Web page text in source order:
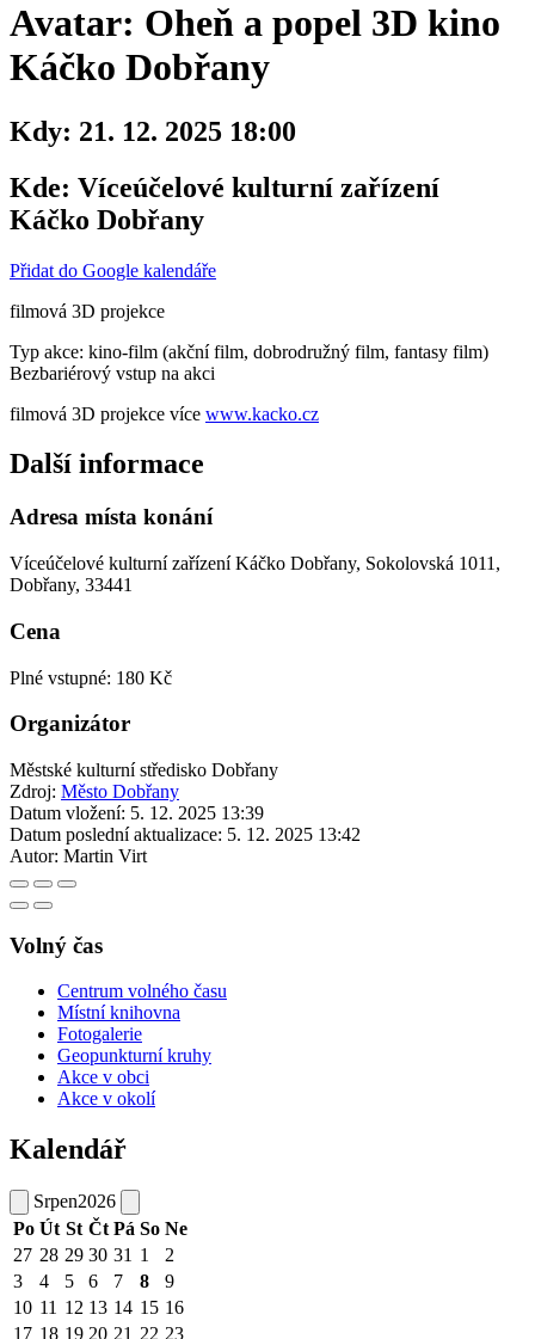
Avatar: Oheň a popel 3D kino
Káčko Dobřany
Kdy: 21. 12. 2025 18:00
Kde: Víceúčelové kulturní zařízení
Káčko Dobřany
Přidat do Google kalendáře
filmová 3D projekce
Typ akce: kino-film (akční film, dobrodružný film, fantasy film)
Bezbariérový vstup na akci
filmová 3D projekce více www.kacko.cz
Další informace
Adresa místa konání
Víceúčelové kulturní zařízení Káčko Dobřany, Sokolovská 1011,
Dobřany, 33441
Cena
Plné vstupné: 180 Kč
Organizátor
Městské kulturní středisko Dobřany
Zdroj: Město Dobřany
Datum vložení: 5. 12. 2025 13:39
Datum poslední aktualizace: 5. 12. 2025 13:42
Autor: Martin Virt
Volný čas
Centrum volného času
Místní knihovna
Fotogalerie
Geopunkturní kruhy
Akce v obci
Akce v okolí
Kalendář
Srpen2026
Po Út St Čt Pá So Ne
27 28 29 30 31 1
2
3
4 5 6 7 8
9
10 11 12 13 14 15 16
17 18 19 20 21 22 23